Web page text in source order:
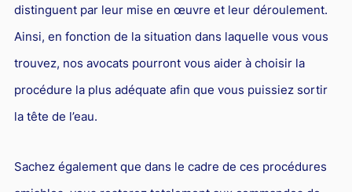
distinguent par leur mise en œuvre et leur déroulement.
Ainsi, en fonction de la situation dans laquelle vous vous
trouvez, nos avocats pourront vous aider à choisir la
procédure la plus adéquate afin que vous puissiez sortir
la tête de l’eau.
Sachez également que dans le cadre de ces procédures